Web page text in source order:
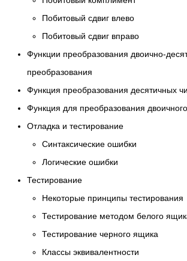
Побитовый сдвиг влево
Побитовый сдвиг вправо
Функции преобразования двоично-
преобразования
Функция преобразования десятичных
Функция для преобразования
Отладка и тестирование
Синтаксические ошибки
Логические ошибки
Тестирование
Некоторые принципы тестирования
Тестирование методом белого
Тестирование черного ящика
Классы эквивалентности